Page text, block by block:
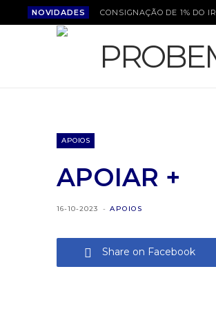
NOVIDADES CONSIGNAÇÃO DE 1% DO
APOIOS
APOIAR +
16-10-2023 APOIOS
Share on Facebook